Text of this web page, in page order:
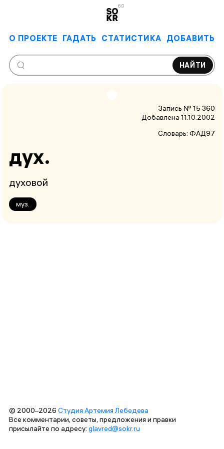
6.0
О ПРОЕКТЕ ГАДАТЬ СТАТИСТИКА ДОБАВИТЬ
НАЙТИ
Запись № 15 360
Добавлена 11.10.2002
Словарь: ФАД97
дух.
духовой
муз.
© 2000–2026 Студия Артемия Лебедева
Все комментарии, советы, предложения и правки
присылайте по адресу: glavred@sokr.ru